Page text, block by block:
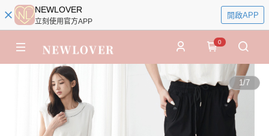
NEWLOVER
立刻使用官方APP
開啟APP
0
1/7